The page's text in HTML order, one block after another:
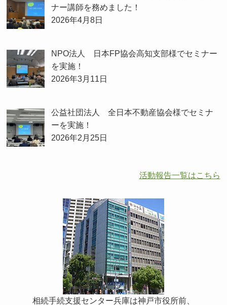
ナー講師を務めました！
2026年4月8日
NPO法人 日本FP協会高知支部様でセミナー
を実施！
2026年3月11日
公益社団法人 全日本不動産協会様でセミナ
ーを実施！
2026年2月25日
活動報告一覧はこちら
相続手続支援センター兵庫は神戸市役所前、